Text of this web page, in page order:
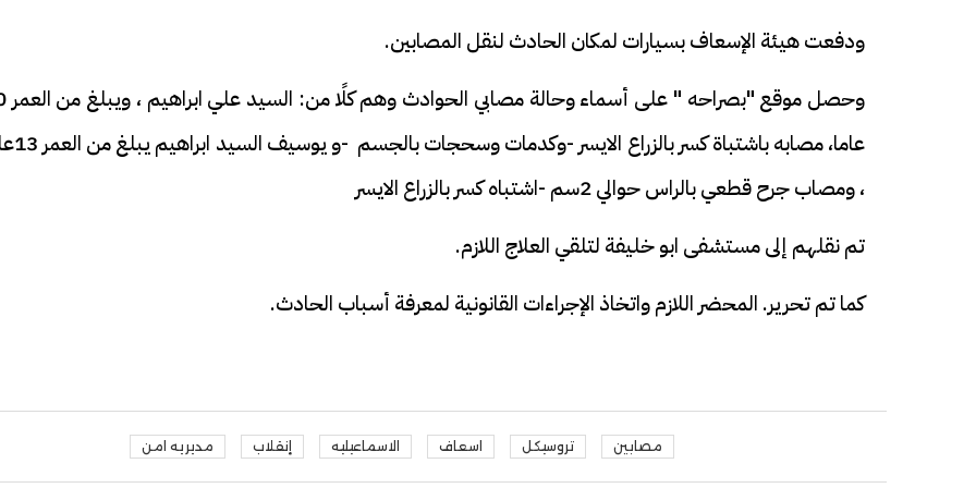
ودفعت هيئة الإسعاف بسيارات لمكان الحادث لنقل المصابين.
وحصل موقع
عاما، مصابه باشتباة كسر
، ومصاب جرح قطعي بالراس حوالي 2سم -اشتباه كسر بالزراع الايسر
تم نقلهم إلى مستشفى ابو خليفة لتلقي العلاج اللازم.
كما تم تحرير. المحضر اللازم واتخاذ الإجراءات القانونية لمعرفة أسباب الحادث.
مصابين تروسيكل اسعاف الاسماعيليه إنقلاب مديريه امن